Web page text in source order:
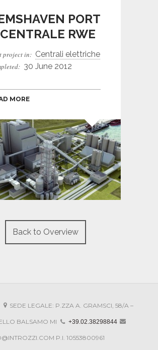
PORT
RWE
project in: Centrali elettriche
30 June 2012
MORE
Back to Overview
SEDE LEGALE: P.ZZA A. GRAMSCI, 58/A –
BALSAMO MI +39.02.38298844
P.I. 10553800961